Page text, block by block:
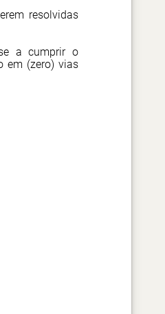
resolvidas
a cumprir o
em (zero) vias